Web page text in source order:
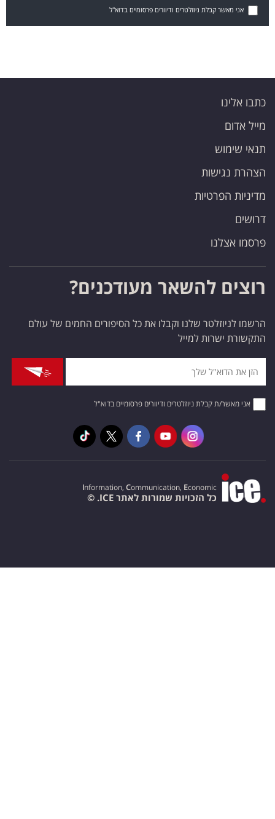
אני מאשר קבלת ניוזלטרים ודיוורים פרסומיים בדוא"ל
כתבו אלינו
מייל אדום
תנאי שימוש
הצהרת נגישות
מדיניות הפרטיות
דרושים
פרסמו אצלנו
רוצים להשאר מעודכנים?
הרשמו לניוזלטר שלנו וקבלו את כל הסיפורים החמים של עולם
התקשורת ישרות למייל
אני מאשר/ת קבלת ניוזלטרים ודיוורים פרסומיים בדוא"ל
Information, Communication, Economic
כל הזכויות שמורות לאתר ICE. ©